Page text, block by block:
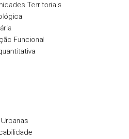
Territoriais
Funcional